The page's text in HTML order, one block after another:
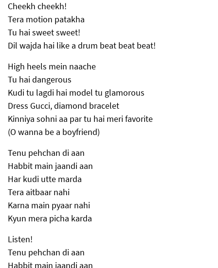
Cheekh cheekh!
Tera motion patakha
Tu hai sweet sweet!
Dil wajda hai like a drum beat beat beat!
High heels mein naache
Tu hai dangerous
Kudi tu lagdi hai model tu glamorous
Dress Gucci, diamond bracelet
Kinniya sohni aa par tu hai meri favorite
(O wanna be a boyfriend)
Tenu pehchan di aan
Habbit main jaandi aan
Har kudi utte marda
Tera aitbaar nahi
Karna main pyaar nahi
Kyun mera picha karda
Listen!
Tenu pehchan di aan
Habbit main jaandi aan